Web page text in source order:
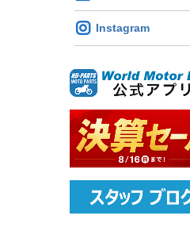
Instagram